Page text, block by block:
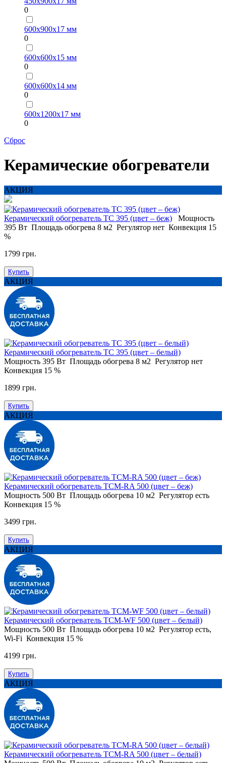
0
600х900х17 мм
0
600х600х15 мм
0
600х600х14 мм
0
600х1200х17 мм
0
Сброс
Керамические обогреватели
АКЦИЯ
Керамический обогреватель ТС 395 (цвет – беж)
Мощность
395 Вт Площадь обогрева 8 м2 Регулятор нет Конвекция 15
%
1799 грн.
Купить
АКЦИЯ
Керамический обогреватель ТС 395 (цвет – белый)
Мощность 395 Вт Площадь обогрева 8 м2 Регулятор нет
Конвекция 15 %
1899 грн.
Купить
АКЦИЯ
Керамический обогреватель ТСM-RA 500 (цвет – беж)
Мощность 500 Вт Площадь обогрева 10 м2 Регулятор есть
Конвекция 15 %
3499 грн.
Купить
АКЦИЯ
Керамический обогреватель ТСM-WF 500 (цвет – белый)
Мощность 500 Вт Площадь обогрева 10 м2 Регулятор есть,
Wi-Fi Конвекция 15 %
4199 грн.
Купить
АКЦИЯ
Керамический обогреватель ТСM-RA 500 (цвет – белый)